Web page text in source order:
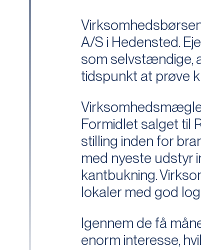
A/S i Hedensted.
som selvstændige,
tidspunkt at prøve
Formidlet salget til
stilling inden for
med nyeste udstyr
kantbukning.
lokaler med god
Igennem de få
enorm interesse,